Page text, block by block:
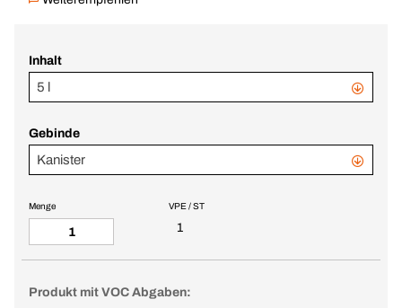
Inhalt
5 l
Gebinde
Kanister
VPE / ST
1
Menge
Produkt mit VOC Abgaben: